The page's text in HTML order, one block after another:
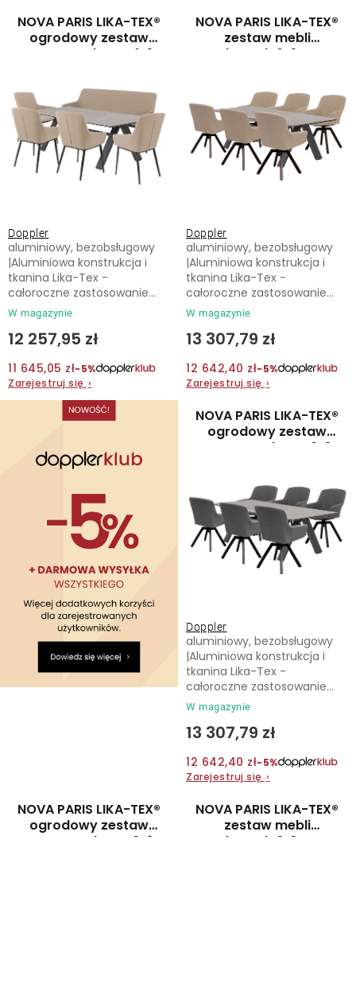
Parasole
Produkty gastronomiczne
Markowane marki
Korzyści klubu
O nas
Kontakt
a
o
d
u
k
t
p
u
k
t
ó
w
NOVA PARIS LIKA-TEX®
ogrodowy zestaw
wypoczynkowy 4+1
Doppler
W magazynie
12 257,95 zł
11 645,05 zł−5%
Zarejestruj się ›
aluminiowy, bezobsługowy
|Aluminiowa konstrukcja i
tkanina Lika-Tex -
całoroczne zastosowanie...
NOVA PARIS LIKA-TEX®
zestaw mebli
ogrodowych 6+1 mocca
Doppler
W magazynie
13 307,79 zł
12 642,40 zł−5%
Zarejestruj się ›
aluminiowy, bezobsługowy
|Aluminiowa konstrukcja i
tkanina Lika-Tex -
całoroczne zastosowanie...
NOVA PARIS LIKA-TEX®
ogrodowy zestaw
wypoczynkowy 6+1
Doppler
W magazynie
13 307,79 zł
12 642,40 zł−5%
Zarejestruj się ›
aluminiowy, bezobsługowy
|Aluminiowa konstrukcja i
tkanina Lika-Tex -
całoroczne zastosowanie...
NOVA PARIS LIKA-TEX®
ogrodowy zestaw
wypoczynkowy 6+1
NOVA PARIS LIKA-TEX®
zestaw mebli
ogrodowych 6+1 mocca